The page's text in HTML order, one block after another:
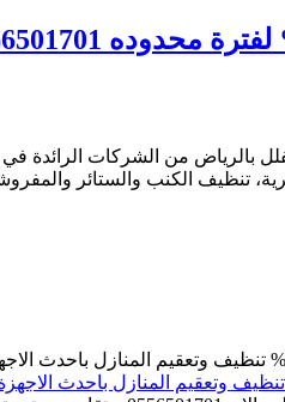
بالرياض من الشركات الرائدة
تنظيف الكنب والستائر